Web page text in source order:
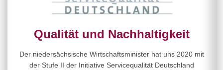
Qualität und Nachhaltigkeit
Der niedersächsische Wirtschaftsminister hat uns 2020 mit
der Stufe II der Initiative Servicequalität Deutschland